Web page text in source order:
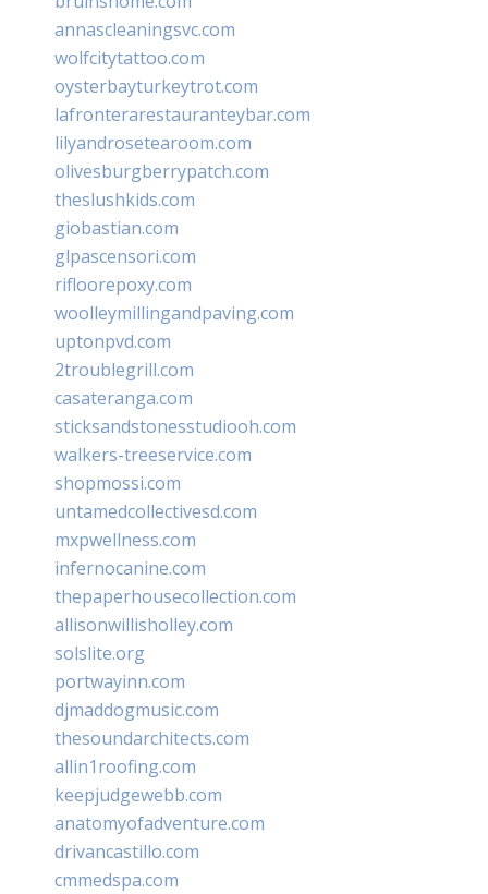
annascleaningsvc.com
wolfcitytattoo.com
oysterbayturkeytrot.com
lafronterarestauranteybar.com
lilyandrosetearoom.com
olivesburgberrypatch.com
theslushkids.com
giobastian.com
glpascensori.com
rifloorepoxy.com
woolleymillingandpaving.com
uptonpvd.com
2troublegrill.com
casateranga.com
sticksandstonesstudiooh.com
walkers-treeservice.com
shopmossi.com
untamedcollectivesd.com
mxpwellness.com
infernocanine.com
thepaperhousecollection.com
allisonwillisholley.com
solslite.org
portwayinn.com
djmaddogmusic.com
thesoundarchitects.com
allin1roofing.com
keepjudgewebb.com
anatomyofadventure.com
drivancastillo.com
cmmedspa.com